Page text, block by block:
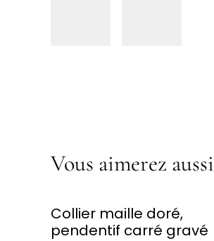
Vous aimerez aussi
Collier maille doré,
pendentif carré gravé